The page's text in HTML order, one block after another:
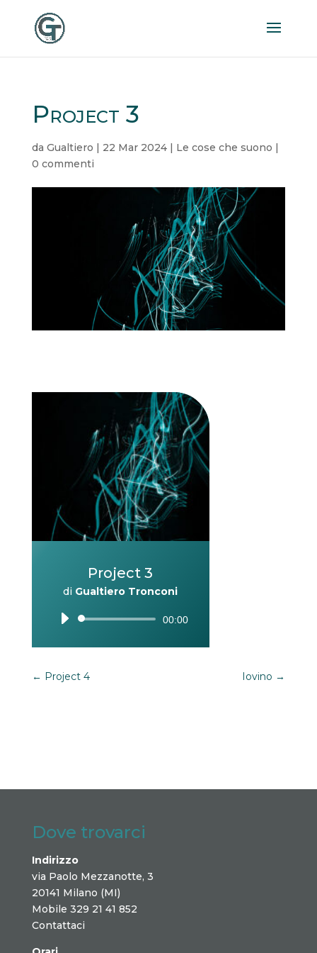
Project 3
da Gualtiero | 22 Mar 2024| Le cose che suono |
0 commenti
Project 3
di Gualtiero Tronconi
Audio
00:00
← Project 4 Iovino →
Dove trovarci
Indirizzo
via Paolo Mezzanotte, 3
20141 Milano (MI)
Mobile 329 21 41 852
Contattaci